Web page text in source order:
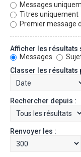
Messages
Titres uniquement
Premier message
Afficher les résultats
Messages
Classer les résultats
Rechercher depuis :
Renvoyer les :